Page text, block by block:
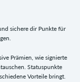
sichere dir Punkte für
Prämien, wie signierte
Statuspunkte
Vorteile bringt.